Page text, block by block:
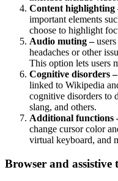
Content highlighting
important elements
choose to highlight
Audio muting –users
headaches or other
This option lets users
Cognitive disorders –
linked to Wikipedia
cognitive disorders to
slang, and others.
Additional functions
change cursor color
virtual keyboard, and
Browser and